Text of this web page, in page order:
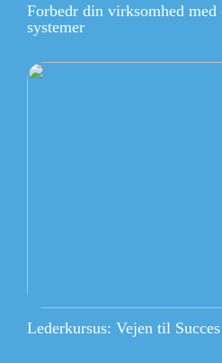
Forbedr din virksomhed
systemer
Lederkursus: Vejen til Succes